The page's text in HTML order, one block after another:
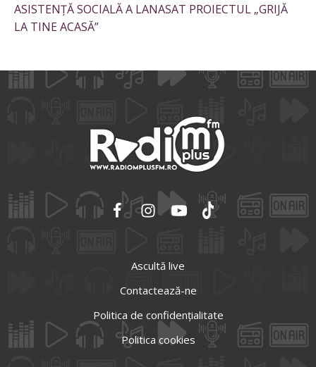
ASISTENȚĂ SOCIALĂ A LANASAT PROIECTUL „GRIJĂ
LA TINE ACASĂ”
Ascultă live
Contactează-ne
Politica de confidențialitate
Politica cookies